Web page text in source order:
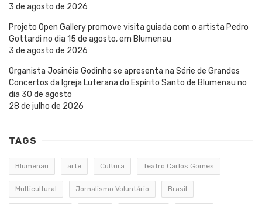
3 de agosto de 2026
Projeto Open Gallery promove visita guiada com o artista Pedro
Gottardi no dia 15 de agosto, em Blumenau
3 de agosto de 2026
Organista Josinéia Godinho se apresenta na Série de Grandes
Concertos da Igreja Luterana do Espírito Santo de Blumenau no
dia 30 de agosto
28 de julho de 2026
TAGS
Blumenau arte Cultura Teatro Carlos Gomes
Multicultural Jornalismo Voluntário Brasil